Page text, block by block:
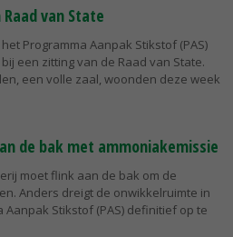
van State
Programma Aanpak Stikstof (PAS)
een zitting van de Raad van State.
een volle zaal, woonden deze week
de bak met ammoniakemissie
moet flink aan de bak om de
Anders dreigt de onwikkelruimte in
Stikstof (PAS) definitief op te